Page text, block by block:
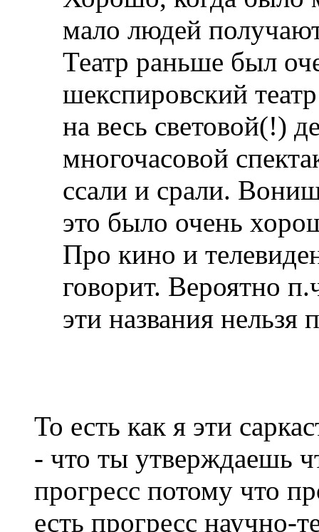
мало людей
Театр раньше был
шекспировский
на весь световой(!)
многочасовой
ссали и срали.
это было очень
Про кино и
говорит. Вероятно
эти названия нельзя
То есть как я эти
- что ты утверждаешь
прогресс потому что
есть прогресс научно-